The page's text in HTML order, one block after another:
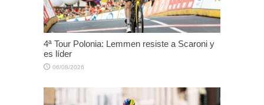
4ª Tour Polonia: Lemmen resiste a Scaroni y
es líder
06/08/2026